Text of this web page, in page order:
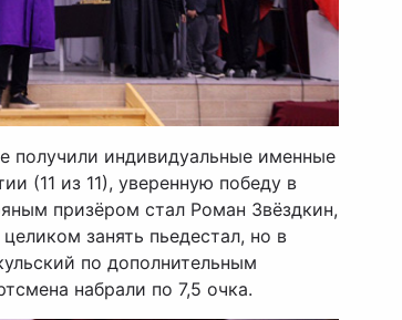
получили индивидуальные именные
(11 из 11), уверенную победу в
призёром стал Роман Звёздкин,
занять пьедестал, но в
по дополнительным
набрали по 7,5 очка.